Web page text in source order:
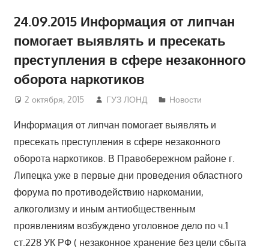
24.09.2015 Информация от липчан
помогает выявлять и пресекать
преступления в сфере незаконного
оборота наркотиков
2 октября, 2015 ГУЗ ЛОНД Новости
Информация от липчан помогает выявлять и
пресекать преступления в сфере незаконного
оборота наркотиков. В Правобережном районе г.
Липецка уже в первые дни проведения областного
форума по противодействию наркомании,
алкоголизму и иным антиобщественным
проявлениям возбуждено уголовное дело по ч.1
ст.228 УК РФ ( незаконное хранение без цели сбыта